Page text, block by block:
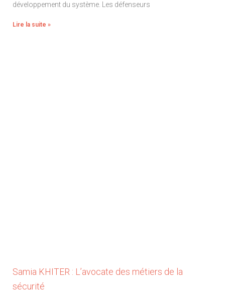
développement du système. Les défenseurs
Lire la suite »
Samia KHITER : L’avocate des métiers de la
sécurité